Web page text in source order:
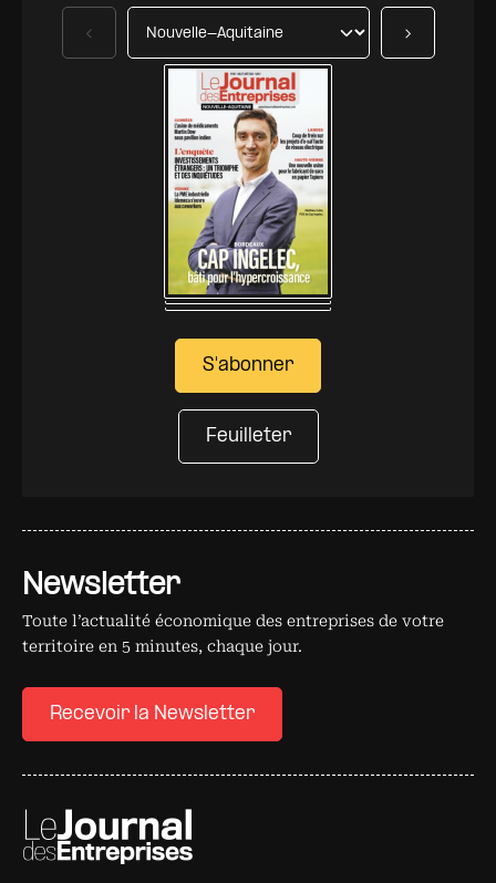
Newsletter
Toute l’actualité économique des entreprises de votre
territoire en 5 minutes, chaque jour.
Recevoir la Newsletter
S'abonner
Feuilleter
Précédent Suivant